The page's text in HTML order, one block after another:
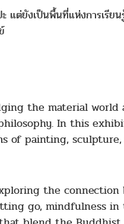
แต่ยังเป็นพื้นที่แห่งการเรีย
the material
In this
of painting,
the connection
go, mindfulness